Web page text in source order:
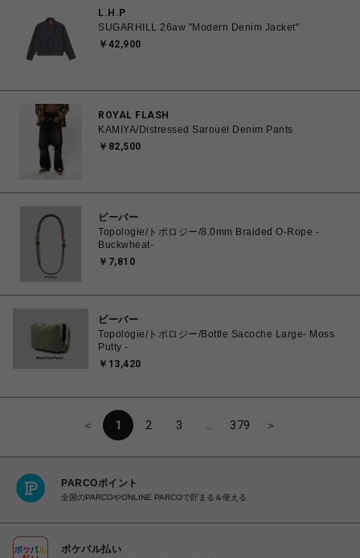
L.H.P
SUGARHILL 26aw "Modern Denim Jacket"
￥42,900
ROYAL FLASH
KAMIYA/Distressed Sarouel Denim Pants
￥82,500
ビーバー
Topologie/トポロジー/8.0mm Braided O-Rope -
Buckwheat-
￥7,810
ビーバー
Topologie/トポロジー/Bottle Sacoche Large- Moss
Putty -
￥13,420
＜ 1 2 3 379 ＞
PARCOポイント
全国のPARCOやONLINE PARCOで貯まる＆使える
ポケパル払い